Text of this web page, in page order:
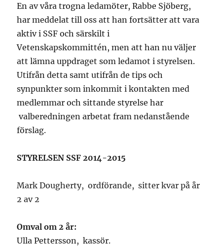
En av våra trogna ledamöter, Rabbe Sjöberg,
har meddelat till oss att han fortsätter att vara
aktiv i SSF och särskilt i
Vetenskapskommittén, men att han nu väljer
att lämna uppdraget som ledamot i styrelsen.
Utifrån detta samt utifrån de tips och
synpunkter som inkommit i kontakten med
medlemmar och sittande styrelse har
valberedningen arbetat fram nedanstående
förslag.
STYRELSEN SSF 2014-2015
Mark Dougherty, ordförande, sitter kvar på år
2 av 2
Omval om 2 år:
Ulla Pettersson, kassör.